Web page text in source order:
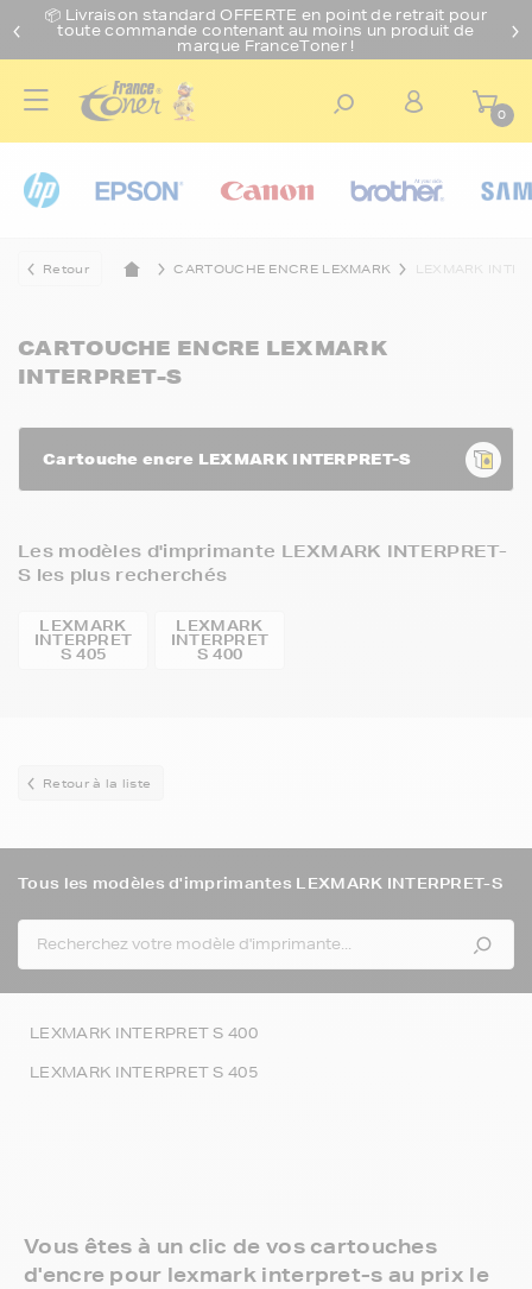
📦 Livraison standard OFFERTE en point de retrait pour
toute commande contenant au moins un produit de
marque FranceToner !
0
Retour CARTOUCHE ENCRE LEXMARK LEXMARK
CARTOUCHE ENCRE LEXMARK
INTERPRET-S
Cartouche encre LEXMARK INTERPRET-S
Les modèles d'imprimante LEXMARK INTERPRET-
S les plus recherchés
LEXMARK
INTERPRET
S 405
LEXMARK
INTERPRET
S 400
Retour à la liste
Tous les modèles d'imprimantes LEXMARK INTERPRET-S
LEXMARK INTERPRET S 400
LEXMARK INTERPRET S 405
Vous êtes à un clic de vos cartouches
d'encre pour lexmark interpret-s au prix le